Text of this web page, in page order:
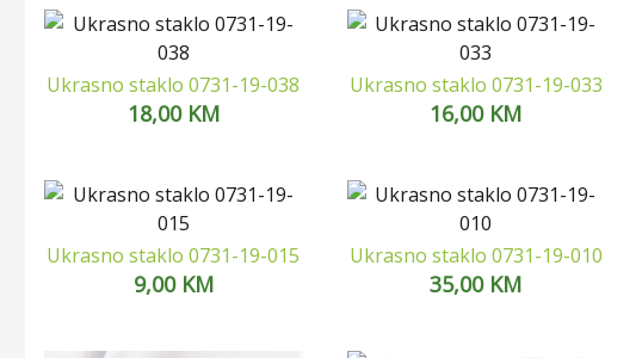
Ukrasno staklo 0731-19-038
18,00 KM
Ukrasno staklo 0731-19-033
16,00 KM
Ukrasno staklo 0731-19-015
9,00 KM
Ukrasno staklo 0731-19-010
35,00 KM